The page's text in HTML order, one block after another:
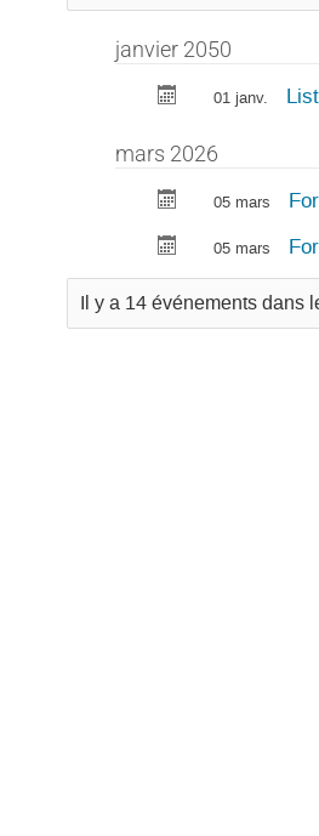
janvier 2050
01 janv.
mars 2026
05 mars
05 mars
Il y a 14 événements dans